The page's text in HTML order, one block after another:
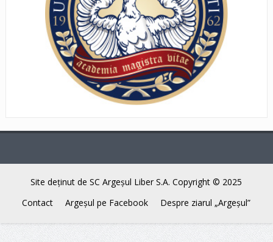
Site deţinut de SC Argeşul Liber S.A. Copyright © 2025
Contact
Argeşul pe Facebook Despre ziarul „Argeşul”